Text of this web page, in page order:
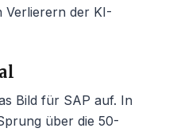
Verlierern der KI-
Bild für SAP auf. In
über die 50-